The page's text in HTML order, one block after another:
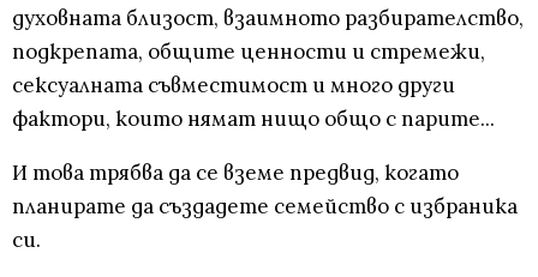
духовната близост, взаимното разбирателство,
подкрепата, общите ценности и стремежи,
сексуалната съвместимост и много други
фактори, които нямат нищо общо с парите...
И това трябва да се вземе предвид, когато
планирате да създадете семейство с избраника
си.